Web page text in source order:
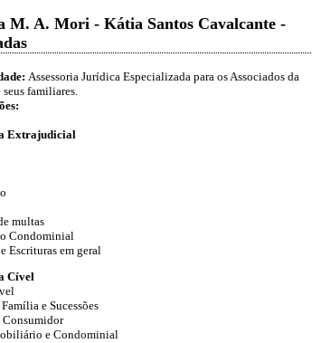
M. A. Mori - Kátia Santos Cavalcante -
Assessoria Jurídica Especializada para os Associados da
familiares.
Extrajudicial
multas
Condominial
Escrituras em geral
Cível
e Sucessões
e Condominial